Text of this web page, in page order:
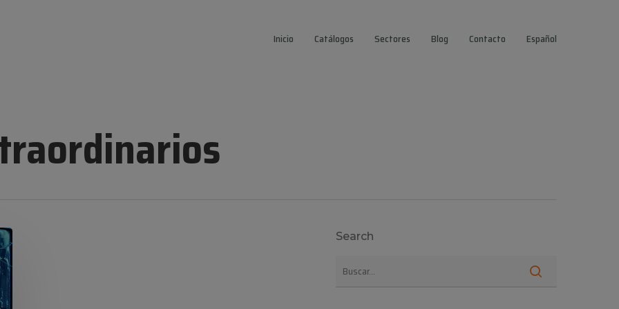
Inicio Catálogos Sectores Blog Contacto Español
Search